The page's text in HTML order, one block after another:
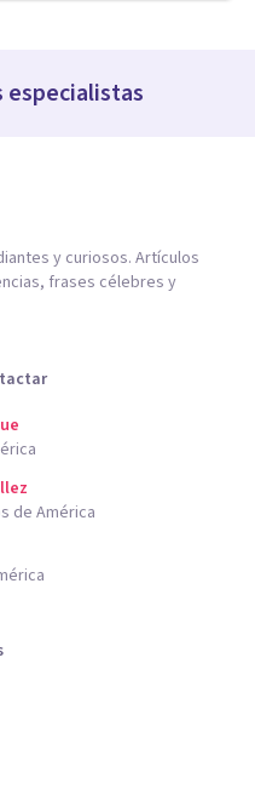
especialistas
y curiosos. Artículos
frases célebres y
de América